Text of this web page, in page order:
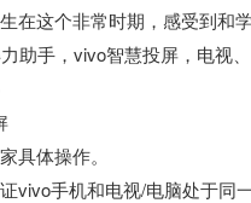
在这个非常时期，感受到和
具体操作。
vivo手机和电视/电脑处于同